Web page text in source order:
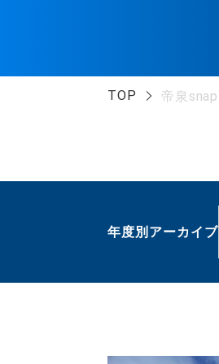
TOP 帝泉snap
年度別アーカイブ